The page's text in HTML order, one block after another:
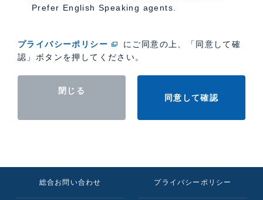
Prefer English Speaking agents.
プライバシーポリシー
にご同意の上、「同意して確
認」ボタンを押してください。
閉じる
同意して確認
総合お問い合わせ プライバシーポリシー